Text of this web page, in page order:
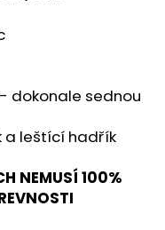
dokonale sednou
a leštící hadřík
NEMUSÍ 100%